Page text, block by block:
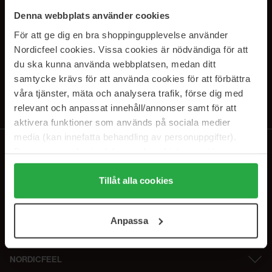
Denna webbplats använder cookies
För att ge dig en bra shoppingupplevelse använder
Nordicfeel cookies. Vissa cookies är nödvändiga för att
du ska kunna använda webbplatsen, medan ditt
samtycke krävs för att använda cookies för att förbättra
våra tjänster, mäta och analysera trafik, förse dig med
relevant och anpassat innehåll/annonser samt för att
aktivera funktioner som används på sociala medier
media (kan innefatta behandling av personuppgifter).
Genom att trycka på "Tillåt alla cookies" accepterar du
alla cookies, medan du under "Detaljer" kan anpassa
användningen av cookies. Du kan när som helst återkalla
samt vår Integritetspolicy.
Tillåt alla cookies
Anpassa
PRENUMERERA PÅ VÅRA
NYHETSBREV
E-postadress
Genom att prenumerera accepterar du vårIntegritetspolicy.
NORDICFEEL